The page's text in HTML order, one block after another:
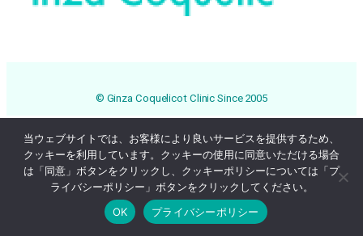
Online Reservation 03-3569-1233
© Ginza Coquelicot Clinic Since 2005
当ウェブサイトでは、お客様により良いサービスを提供するため、
クッキーを利用しています。クッキーの使用に同意いただける場合
は「同意」ボタンをクリックし、クッキーポリシーについては「プ
ライバシーポリシー」ボタンをクリックしてください。
OK
プライバシーポリシー